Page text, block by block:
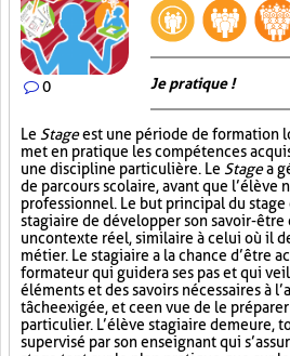
0 Je pratique !
Le Stageest une période de formation
met en pratique les compétences
une discipline particulière. Le Stagea
de parcours scolaire, avant que l’élève
professionnel. Le but principal du
stagiaire de développer son savoir-être
un contexte réel, similaire à celui où il
métier. Le stagiaire a la chance d’être
formateur qui guidera ses pas et qui
éléments et des savoirs nécessaires à
tâche exigée, et ce en vue de le
particulier. L’élève stagiaire demeure,
supervisé par son enseignant qui